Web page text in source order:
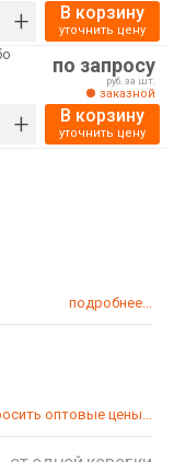
+ В корзину
уточнить цену
+
по запросу
руб. за шт.
заказной
В корзину
уточнить цену
подробнее...
оптовые цены...